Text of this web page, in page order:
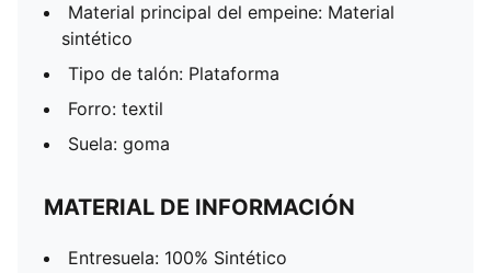
Material principal del empeine: Material
sintético
Tipo de talón: Plataforma
Forro: textil
Suela: goma
MATERIAL DE INFORMACIÓN
Entresuela: 100% Sintético